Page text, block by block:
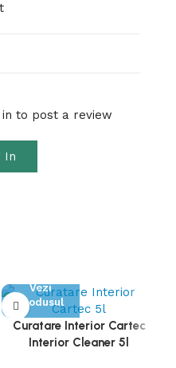
to post a review
In
Vezi
Produsul
Curatare Interior Cartec
Interior Cleaner 5l